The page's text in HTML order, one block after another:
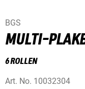
BGS
MULTI-
6 ROLLEN
Art. No. 10032304